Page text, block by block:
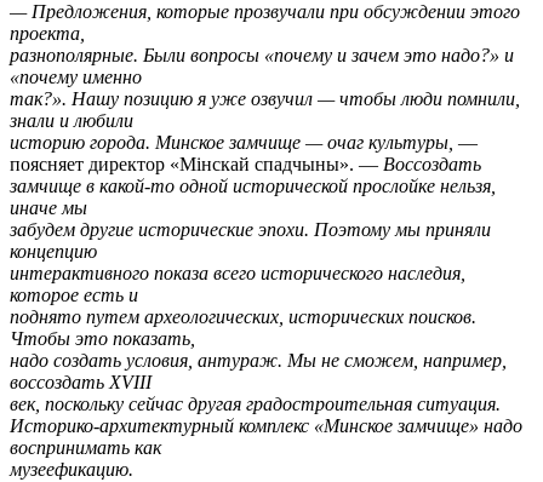
— Предложения, которые прозвучали при обсуждении этого
проекта,
разнополярные. Были вопросы «почему и зачем это надо?» и
«почему именно
так?». Нашу позицию я уже озвучил — чтобы люди помнили,
знали и любили
историю города. Минское замчище — очаг культуры, —
поясняет директор «Мiнскай спадчыны». — Воссоздать
замчище в какой-то одной исторической прослойке нельзя,
иначе мы
забудем другие исторические эпохи. Поэтому мы приняли
концепцию
интерактивного показа всего исторического наследия,
которое есть и
поднято путем археологических, исторических поисков.
Чтобы это показать,
надо создать условия, антураж. Мы не сможем, например,
воссоздать XVIII
век, поскольку сейчас другая градостроительная ситуация.
Историко-архитектурный комплекс «Минское замчище» надо
воспринимать как
музеефикацию.